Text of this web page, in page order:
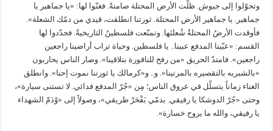
وتحوّلوا إلى جيوش. ظلّت الأرض المحتلة صامتةً. فغنّوا لها: «يا جماهير يا
جماهير. يا جماهير الأرض المحتلة. ثورتنا انطلقت، قيدي من دمّك الشعلة».
فأوقدت الأرضُ المحتلةُ شُعلتَها. وتمنّعت فلسطينُ التاريخيةُ. فجدّدوا لها
القسم: «عبّينا المدفع عبينا.. يا فلسطين. وحياة تراب أراضينا راجعين
راجعين». فامتدّ الحريق «من رفح للناقورة بتلاقينا». وصار الناس يحاربون
«بالشبريه بالتقصيره بالمرتينا». و.. و«كرمالك يا ثورتنا نموت إحنا». وانطلق
الغناء زماناً يتسلّل في عروق الناس؛ مِن «جُرّ المدفع فدائي. لا تستنى سيارة»،
وحتى «جُرّ الدوشكا يا رفيقي. بدمّي بَفْحَرْ طريقي»، وصولاً إلى «وْدَمّ الشهداء
يا رفيقي، والله ما يروح خسارة».